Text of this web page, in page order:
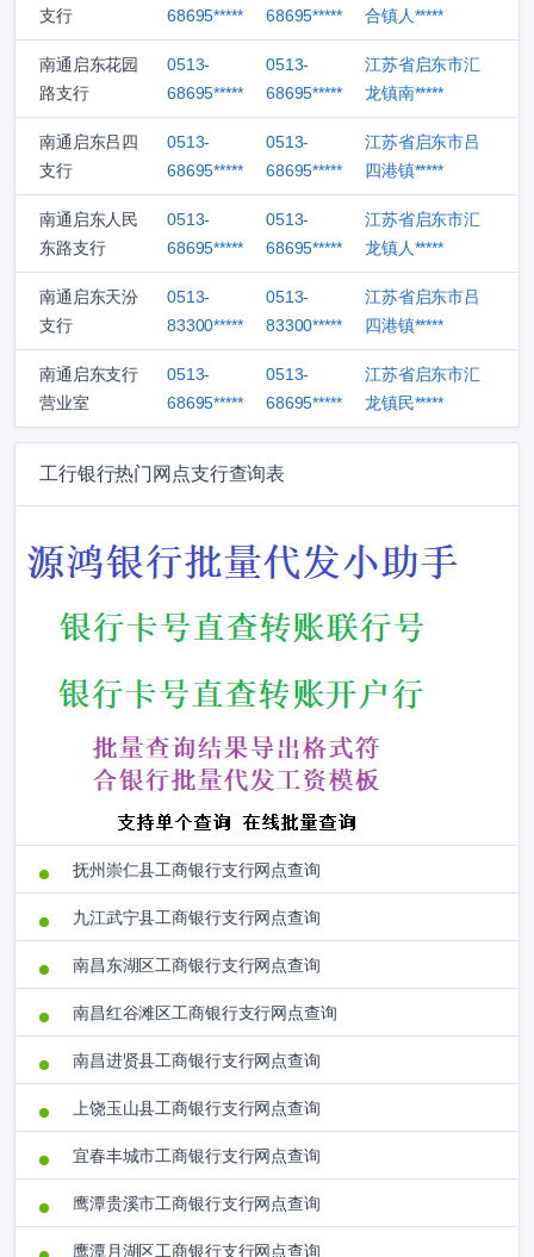
支行
68695*****
68695*****
合镇人*****
南通启东花园
路支行
0513-
68695*****
0513-
68695*****
江苏省启东市汇
龙镇南*****
南通启东吕四
支行
0513-
68695*****
0513-
68695*****
江苏省启东市吕
四港镇*****
南通启东人民
东路支行
0513-
68695*****
0513-
68695*****
江苏省启东市汇
龙镇人*****
南通启东天汾
支行
0513-
83300*****
0513-
83300*****
江苏省启东市吕
四港镇*****
南通启东支行
营业室
0513-
68695*****
0513-
68695*****
江苏省启东市汇
龙镇民*****
工行银行热门网点支行查询表
抚州崇仁县工商银行支行网点查询
九江武宁县工商银行支行网点查询
南昌东湖区工商银行支行网点查询
南昌红谷滩区工商银行支行网点查询
南昌进贤县工商银行支行网点查询
上饶玉山县工商银行支行网点查询
宜春丰城市工商银行支行网点查询
鹰潭贵溪市工商银行支行网点查询
鹰潭月湖区工商银行支行网点查询